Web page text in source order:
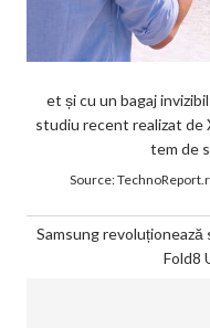
et și cu un bagaj
studiu recent realizat de
tem de
Source:
Samsung
Fold8